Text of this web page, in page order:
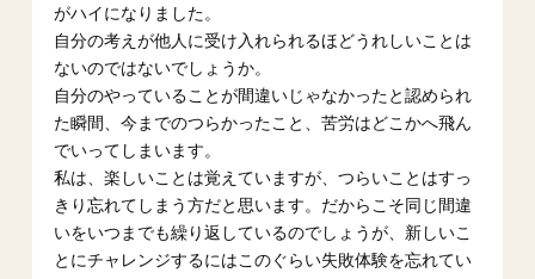
がハイになりました。
自分の考えが他人に受け入れられるほどうれしいことは
ないのではないでしょうか。
自分のやっていることが間違いじゃなかったと認められ
た瞬間、今までのつらかったこと、苦労はどこかへ飛ん
でいってしまいます。
私は、楽しいことは覚えていますが、つらいことはすっ
きり忘れてしまう方だと思います。だからこそ同じ間違
いをいつまでも繰り返しているのでしょうが、新しいこ
とにチャレンジするにはこのぐらい失敗体験を忘れてい